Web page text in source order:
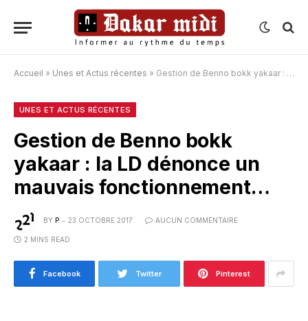
Accueil » Unes et Actus récentes » Gestion de Benno bokk yakaar : la LD dénonce un mauvais fonctionnement…
UNES ET ACTUS RÉCENTES
Gestion de Benno bokk
yakaar : la LD dénonce un
mauvais fonctionnement…
BY P 23 OCTOBRE 2017 AUCUN COMMENTAIRE
2 MINS READ
Facebook Twitter Pinterest